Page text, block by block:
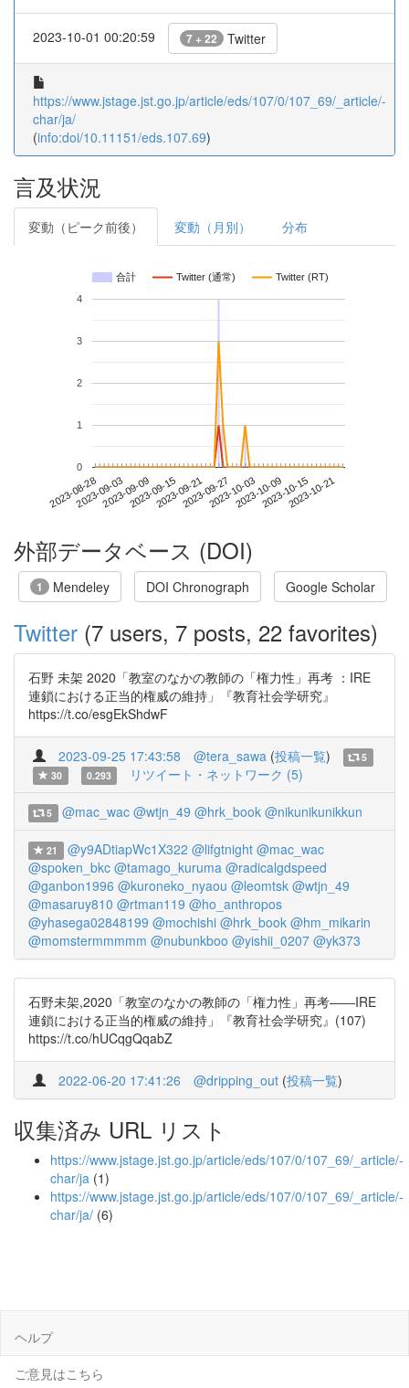
2023-10-01 00:20:59 7 + 22 Twitter
https://www.jstage.jst.go.jp/article/eds/107/0/107_69/_article/-
char/ja/
(info:doi/10.11151/eds.107.69)
言及状況
変動（ピーク前後） 変動（月別） 分布
合計 Twitter (通常) Twitter (RT)
2023-08-282023-09-032023-09-092023-09-152023-09-212023-09-272023-10-032023-10-092023-10-152023-10-21
0
1
2
3
4
外部データベース (DOI)
1 Mendeley DOI Chronograph Google Scholar
Twitter (7 users, 7 posts, 22 favorites)
石野 未架 2020「教室のなかの教師の「権力性」再考 ：IRE
連鎖における正当的権威の維持」『教育社会学研究』
https://t.co/esgEkShdwF
2023-09-25 17:43:58 @tera_sawa (投稿一覧)
5
30
0.293 リツイート・ネットワーク (5)
5 @mac_wac @wtjn_49 @hrk_book @nikunikunikkun
21 @y9ADtiapWc1X322 @lifgtnight @mac_wac
@spoken_bkc @tamago_kuruma @radicalgdspeed
@ganbon1996 @kuroneko_nyaou @leomtsk @wtjn_49
@masaruy810 @rtman119 @ho_anthropos
@yhasega02848199 @mochishi @hrk_book @hm_mikarin
@momstermmmmm @nubunkboo @yishii_0207 @yk373
石野未架,2020「教室のなかの教師の「権力性」再考――IRE
連鎖における正当的権威の維持」『教育社会学研究』(107)
https://t.co/hUCqgQqabZ
2022-06-20 17:41:26 @dripping_out (投稿一覧)
収集済み URL リスト
https://www.jstage.jst.go.jp/article/eds/107/0/107_69/_article/-
char/ja (1)
https://www.jstage.jst.go.jp/article/eds/107/0/107_69/_article/-
char/ja/ (6)
ヘルプ
ご意見はこちら